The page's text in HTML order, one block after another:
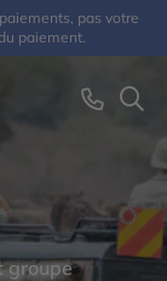
pas votre
paiement.
groupe